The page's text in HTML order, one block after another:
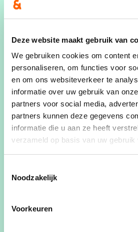
Deze website maakt gebruik van
We gebruiken cookies om content
personaliseren, om functies voor
en om ons websiteverkeer te
informatie over uw gebruik van
partners voor social media,
partners kunnen deze gegevens
informatie die u aan ze heeft
verzameld op basis van uw gebruik
Noodzakelijk
Voorkeuren
Leeftijd
Vanuit een actieve rol in de
in combinatie met mijn
ben ik vol vertrouwen
gemeenteraad.
Vanuit mijn thuis, met 30 jaar
van Martine, voormalig
netwerk van Koen…
ben ik met voldoende